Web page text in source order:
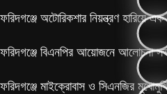
ফরিদগঞ্জে অটোরিকশার নিয়ন্ত্রণ হারিয়ে
ফরিদগঞ্জে বিএনপির আয়োজনে আলোচনা
ফরিদগঞ্জে মাইক্রোবাস ও সিএনজির